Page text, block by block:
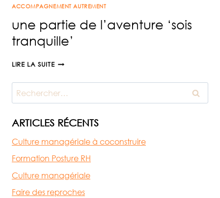
ACCOMPAGNEMENT AUTREMENT
une partie de l’aventure ‘sois
tranquille’
LIRE LA SUITEUNE
DE
L’AVENTURE
TRANQUILLE’
Rechercher :
ARTICLES RÉCENTS
Culture managériale à coconstruire
Formation Posture RH
Culture managériale
Faire des reproches